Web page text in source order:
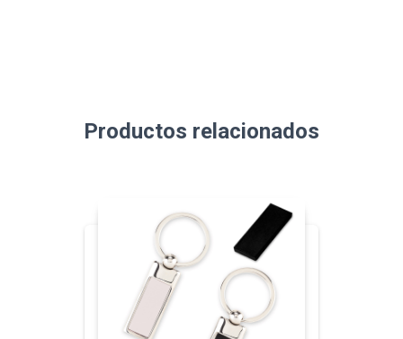
Productos relacionados